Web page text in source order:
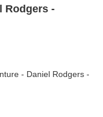
Rodgers -